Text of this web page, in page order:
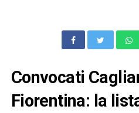
Convocati
Fiorentina: la